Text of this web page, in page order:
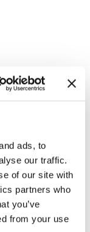
ads, to
our traffic.
of our site with
partners who
you’ve
from your use